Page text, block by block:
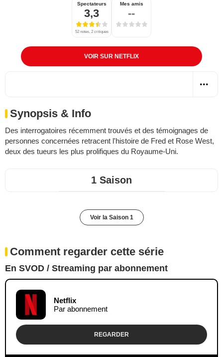
Spectateurs
3,3
52 notes, 2 critiques
Mes amis
--
VOIR SUR NETFLIX
Synopsis & Info
Des interrogatoires récemment trouvés et des témoignages de
personnes concernées retracent l'histoire de Fred et Rose West,
deux des tueurs les plus prolifiques du Royaume-Uni.
1 Saison
Voir la Saison 1
Comment regarder cette série
En SVOD / Streaming par abonnement
Netflix
Par abonnement
REGARDER